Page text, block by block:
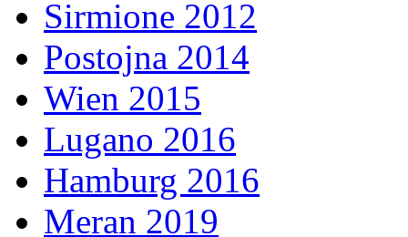
Sirmione 2012
Postojna 2014
Wien 2015
Lugano 2016
Hamburg 2016
Meran 2019